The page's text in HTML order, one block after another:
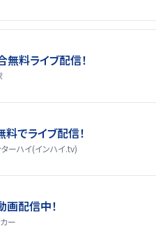
料ライブ配信！
でライブ配信！
ターハイ(インハイ.tv)
配信中！
ー